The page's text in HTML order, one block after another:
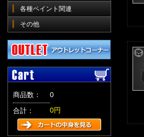
各種ペイント関連
その他
商品数：
0
合計：
0円